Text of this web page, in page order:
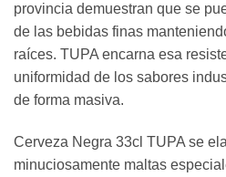
provincia demuestran que se
de las bebidas finas
raíces. TUPA encarna esa
uniformidad de los sabores
de forma masiva.
Cerveza Negra 33cl TUPA se
minuciosamente maltas